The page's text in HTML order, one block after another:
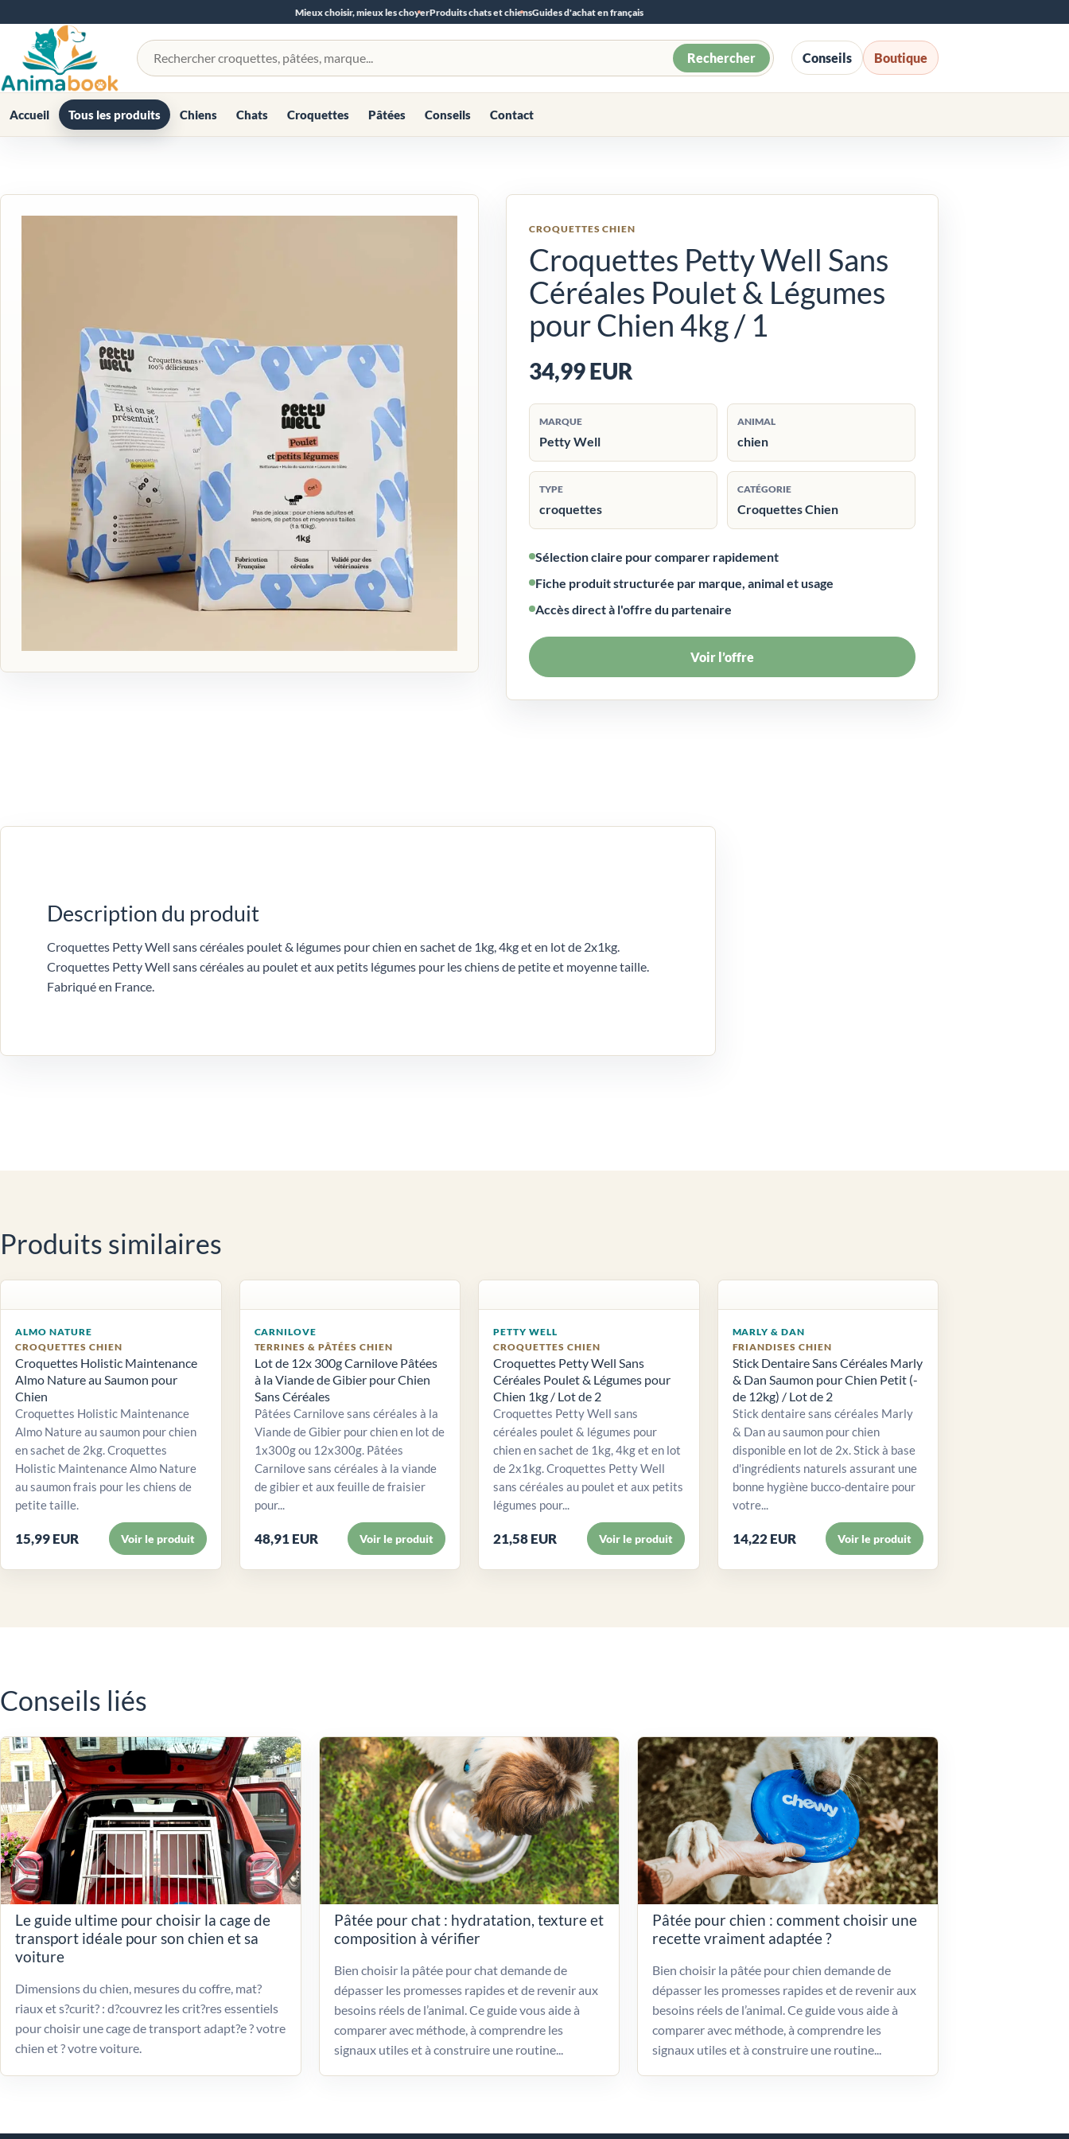
Mieux choisir, mieux les choyerProduits chats et chiensGuides d'achat en français
Rechercher un produit Rechercher Conseils Boutique
Accueil Tous les produits Chiens Chats Croquettes Pâtées Conseils Contact
CROQUETTES CHIEN
Croquettes Petty Well Sans
Céréales Poulet & Légumes
pour Chien 4kg / 1
34,99 EUR
MARQUE
Petty Well
ANIMAL
chien
TYPE
croquettes
CATÉGORIE
Croquettes Chien
Sélection claire pour comparer rapidement
Fiche produit structurée par marque, animal et usage
Accès direct à l'offre du partenaire
Voir l’offre
Description du produit
Croquettes Petty Well sans céréales poulet & légumes pour chien en sachet de 1kg, 4kg et en lot de 2x1kg.
Croquettes Petty Well sans céréales au poulet et aux petits légumes pour les chiens de petite et moyenne taille.
Fabriqué en France.
Produits similaires
ALMO NATURE
CROQUETTES CHIEN
Croquettes Holistic Maintenance
Almo Nature au Saumon pour
Chien
Croquettes Holistic Maintenance
Almo Nature au saumon pour chien
en sachet de 2kg. Croquettes
Holistic Maintenance Almo Nature
au saumon frais pour les chiens de
petite taille.
15,99 EUR Voir le produit
CARNILOVE
TERRINES & PÂTÉES CHIEN
Lot de 12x 300g Carnilove Pâtées
à la Viande de Gibier pour Chien
Sans Céréales
Pâtées Carnilove sans céréales à la
Viande de Gibier pour chien en lot de
1x300g ou 12x300g. Pâtées
Carnilove sans céréales à la viande
de gibier et aux feuille de fraisier
pour...
48,91 EUR Voir le produit
PETTY WELL
CROQUETTES CHIEN
Croquettes Petty Well Sans
Céréales Poulet & Légumes pour
Chien 1kg / Lot de 2
Croquettes Petty Well sans
céréales poulet & légumes pour
chien en sachet de 1kg, 4kg et en lot
de 2x1kg. Croquettes Petty Well
sans céréales au poulet et aux petits
légumes pour...
21,58 EUR Voir le produit
MARLY & DAN
FRIANDISES CHIEN
Stick Dentaire Sans Céréales Marly
& Dan Saumon pour Chien Petit (-
de 12kg) / Lot de 2
Stick dentaire sans céréales Marly
& Dan au saumon pour chien
disponible en lot de 2x. Stick à base
d'ingrédients naturels assurant une
bonne hygiène bucco-dentaire pour
votre...
14,22 EUR Voir le produit
Conseils liés
Le guide ultime pour choisir la cage de
transport idéale pour son chien et sa
voiture
Dimensions du chien, mesures du coffre, mat?
riaux et s?curit? : d?couvrez les crit?res essentiels
pour choisir une cage de transport adapt?e ? votre
chien et ? votre voiture.
Pâtée pour chat : hydratation, texture et
composition à vérifier
Bien choisir la pâtée pour chat demande de
dépasser les promesses rapides et de revenir aux
besoins réels de l’animal. Ce guide vous aide à
comparer avec méthode, à comprendre les
signaux utiles et à construire une routine...
Pâtée pour chien : comment choisir une
recette vraiment adaptée ?
Bien choisir la pâtée pour chien demande de
dépasser les promesses rapides et de revenir aux
besoins réels de l’animal. Ce guide vous aide à
comparer avec méthode, à comprendre les
signaux utiles et à construire une routine...